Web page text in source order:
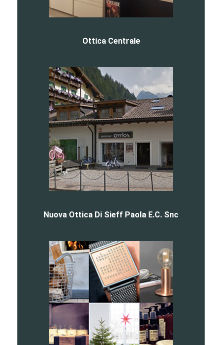
Ottica Centrale
Nuova Ottica Di Sieff Paola E.C. Snc